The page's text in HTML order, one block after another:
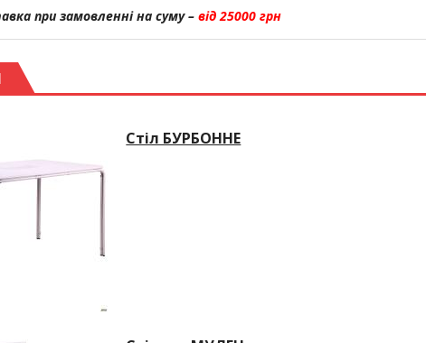
при замовленні на суму – від 25000 грн
Стіл БУРБОННЕ